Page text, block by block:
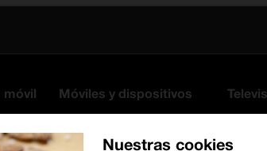
móvil Móviles y dispositivos
Nuestras cookies